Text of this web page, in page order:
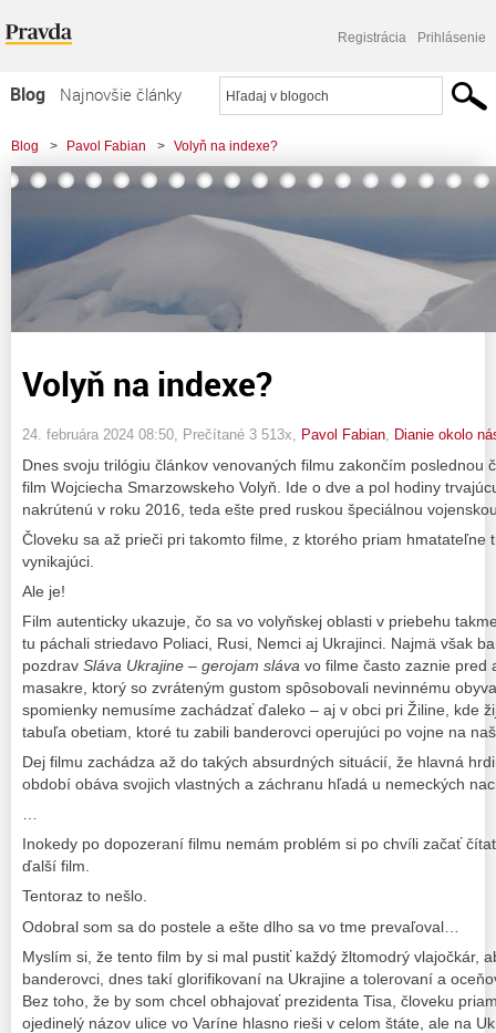
Registrácia Prihlásenie
Blog
Najnovšie články
Najčítanejšie články
Najkomentovanejšie články
Komerčné blogy
Blog > Pavol Fabian > Volyň na indexe?
Volyň na indexe?
24. februára 2024 08:50 , Prečítané 3 513x, Pavol Fabian Dianie okolo
Dnes svoju trilógiu článkov venovaných filmu zakončím poslednou
film Wojciecha Smarzowskeho Volyň. Ide o dve a pol hodiny
nakrútenú v roku 2016, teda ešte pred ruskou špeciálnou
Človeku sa až prieči pri takomto filme, z ktorého priam hmatateľne
vynikajúci.
Ale je!
Film autenticky ukazuje, čo sa vo volyňskej oblasti v priebehu
tu páchali striedavo Poliaci, Rusi, Nemci aj Ukrajinci. Najmä však
pozdrav Sláva Ukrajine – gerojam sláva vo filme často zaznie pred
masakre, ktorý so zvráteným gustom spôsobovali nevinnému
spomienky nemusíme zachádzať ďaleko – aj v obci pri Žiline, kde
tabuľa obetiam, ktoré tu zabili banderovci operujúci po vojne na
Dej filmu zachádza až do takých absurdných situácií, že hlavná
období obáva svojich vlastných a záchranu hľadá u nemeckých
…
Inokedy po dopozeraní filmu nemám problém si po chvíli začať
ďalší film.
Tentoraz to nešlo.
Odobral som sa do postele a ešte dlho sa vo tme prevaľoval…
Myslím si, že tento film by si mal pustiť každý žltomodrý vlajočkár,
banderovci, dnes takí glorifikovaní na Ukrajine a tolerovaní a
Bez toho, že by som chcel obhajovať prezidenta Tisa, človeku
ojedinelý názov ulice vo Varíne hlasno rieši v celom štáte, ale na